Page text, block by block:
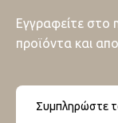
Εγγραφείτε στο
προϊόντα και